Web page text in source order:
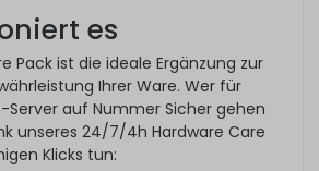
es
Pack ist die ideale Ergänzung zur
Ihrer Ware. Wer für
auf Nummer Sicher gehen
unseres 24/7/4h Hardware Care
Klicks tun: